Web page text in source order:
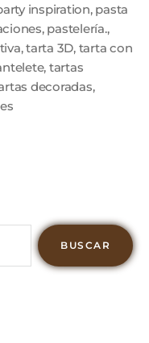
inspiration, pasta
, pastelería.,
,tarta 3D, tarta con
, tartas
decoradas,